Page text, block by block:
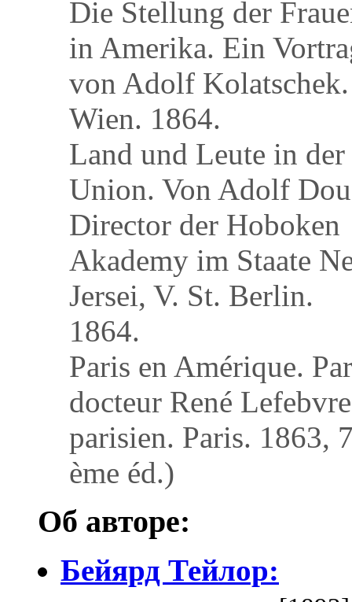
Die Stellung der
in Amerika. Ein
von Adolf Kolatschek.
Wien. 1864.
Land und Leute in der
Union. Von Adolf
Director der Hoboken
Akademy im Staate
Jersei, V. St. Berlin.
1864.
Paris en Amérique.
docteur René
parisien. Paris. 1863,
ème éd.)
Об авторе:
Бейярд Тейлор: